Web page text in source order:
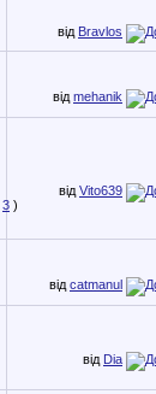
від Bravlos
від mehanik
3 )
від Vito639
від catmanul
від Dia